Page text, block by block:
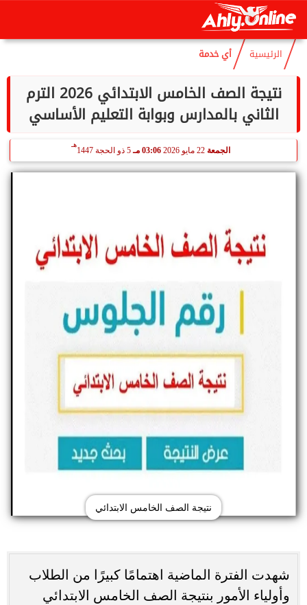
السبت
الرئيسية أي خدمة
نتيجة الصف الخامس الابتدائي 2026 الترم
الثاني بالمدارس وبوابة التعليم الأساسي
الجمعة 03:06 مـ 5 ذو الحجة 1447
هـ
نتيجة الصف الخامس الابتدائي
شهدت الفترة الماضية اهتمامًا كبيرًا من الطلاب
وأولياء الأمور بنتيجة الصف الخامس الابتدائي